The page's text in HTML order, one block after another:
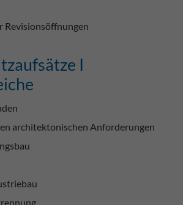
Revisionsöffnungen
I
architektonischen Anforderungen